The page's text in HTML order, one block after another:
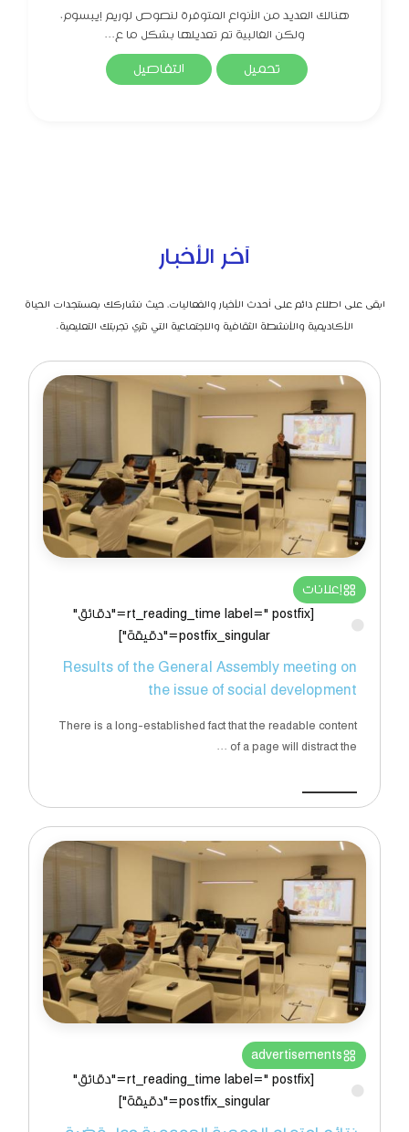
هنالك العديد من الأنواع المتوفرة لنصوص لوريم إيبسوم،
ولكن الغالبية تم تعديلها بشكل ما ع...
تحميل التفاصيل
آخر الأخبار
ابقى على اطلاع دائم على أحدث الأخبار والفعاليات، حيث نشاركك بمستجدات الحياة
الأكاديمية والأنشطة الثقافية والاجتماعية التي تثري تجربتك التعليمية.
إعلانات
[rt_reading_time label=" postfix="دقائق"
postfix_singular="دقيقة"]
Results of the General Assembly meeting on
the issue of social development
There is a long-established fact that the readable content
of a page will distract the ...
advertisements
[rt_reading_time label=" postfix="دقائق"
postfix_singular="دقيقة"]